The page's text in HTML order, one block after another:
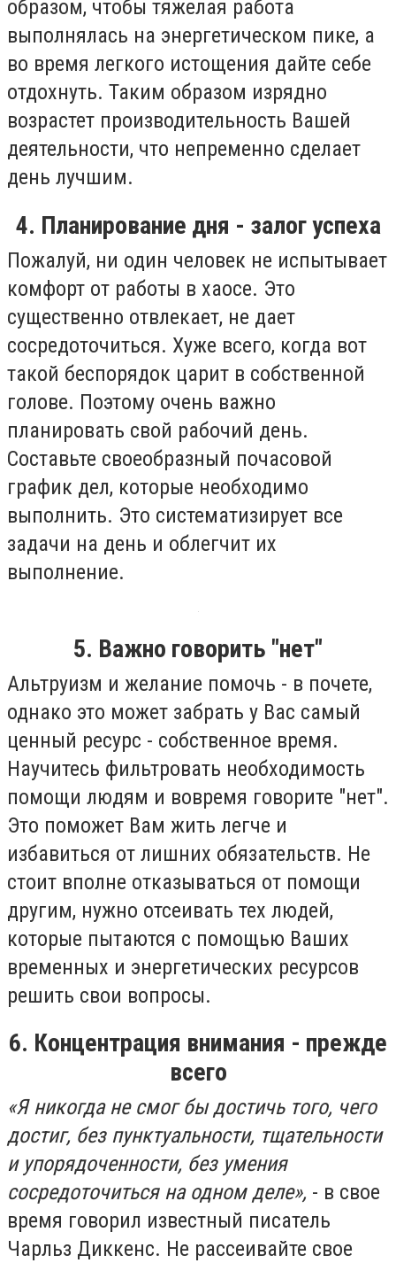
образом, чтобы тяжелая работа
выполнялась на энергетическом пике, а
во время легкого истощения дайте себе
отдохнуть. Таким образом изрядно
возрастет производительность Вашей
деятельности, что непременно сделает
день лучшим.
4. Планирование дня - залог успеха
Пожалуй, ни один человек не испытывает
комфорт от работы в хаосе. Это
существенно отвлекает, не дает
сосредоточиться. Хуже всего, когда вот
такой беспорядок царит в собственной
голове. Поэтому очень важно
планировать свой рабочий день.
Составьте своеобразный почасовой
график дел, которые необходимо
выполнить. Это систематизирует все
задачи на день и облегчит их
выполнение.
5. Важно говорить "нет"
Альтруизм и желание помочь - в почете,
однако это может забрать у Вас самый
ценный ресурс - собственное время.
Научитесь фильтровать необходимость
помощи людям и вовремя говорите "нет".
Это поможет Вам жить легче и
избавиться от лишних обязательств. Не
стоит вполне отказываться от помощи
другим, нужно отсеивать тех людей,
которые пытаются с помощью Ваших
временных и энергетических ресурсов
решить свои вопросы.
6. Концентрация внимания - прежде
всего
«Я никогда не смог бы достичь того, чего
достиг, без пунктуальности, тщательности
и упорядоченности, без умения
сосредоточиться на одном деле», - в свое
время говорил известный писатель
Чарльз Диккенс. Не рассеивайте свое